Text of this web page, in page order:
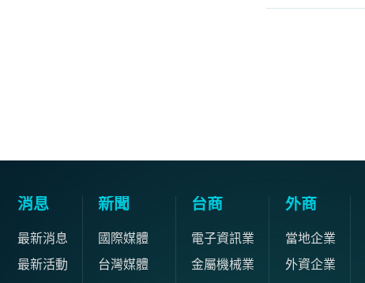
消息
最新消息
最新活動
新聞
國際媒體
台灣媒體
台商
電子資訊業
金屬機械業
外商
當地企業
外資企業